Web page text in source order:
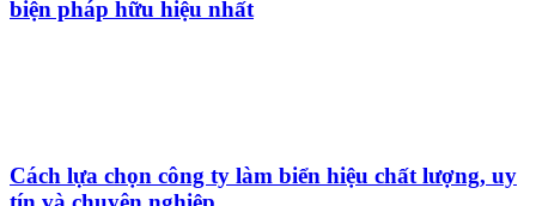
Làm cách nào để có một biển hiệu quảng cáo tốt